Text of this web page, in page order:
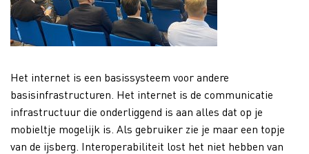
Het internet is een basissysteem voor andere
basisinfrastructuren. Het internet is de communicatie
infrastructuur die onderliggend is aan alles dat op je
mobieltje mogelijk is. Als gebruiker zie je maar een topje
van de ijsberg. Interoperabiliteit lost het niet hebben van